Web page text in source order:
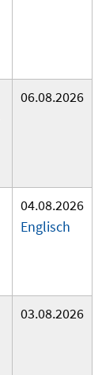
06.08.2026
04.08.2026
Englisch
03.08.2026